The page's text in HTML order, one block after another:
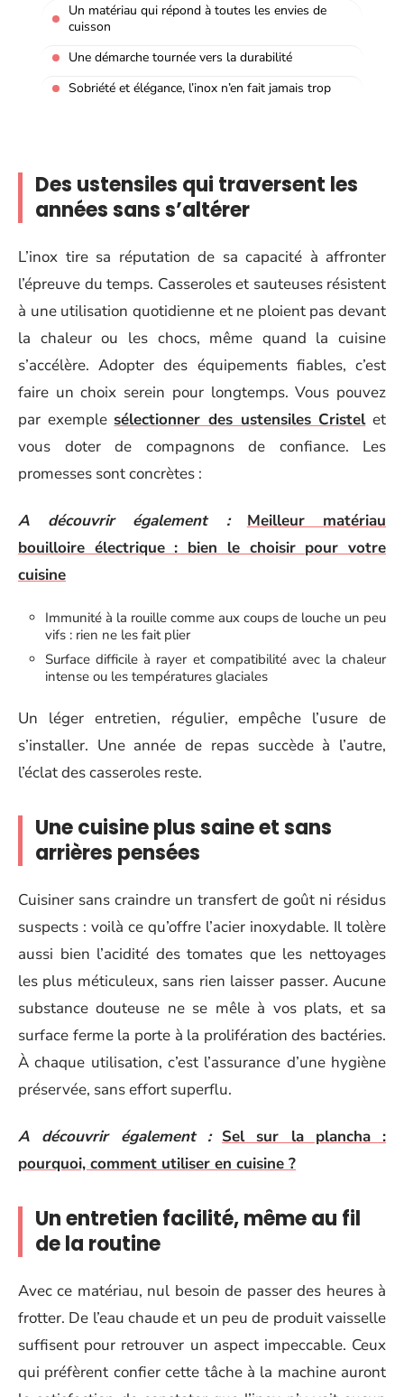
Un matériau qui répond à toutes les envies de
cuisson
Une démarche tournée vers la durabilité
Sobriété et élégance, l’inox n’en fait jamais trop
Des ustensiles qui traversent les
années sans s’altérer
L’inox tire sa réputation de sa capacité à affronter
l’épreuve du temps. Casseroles et sauteuses résistent
à une utilisation quotidienne et ne ploient pas devant
la chaleur ou les chocs, même quand la cuisine
s’accélère. Adopter des équipements fiables, c’est
faire un choix serein pour longtemps. Vous pouvez
par exemple sélectionner des ustensiles Cristelet
vous doter de compagnons de confiance. Les
promesses sont concrètes :
A découvrir également :
Meilleur matériau
bouilloire électrique : bien le choisir pour votre
cuisine
Immunité à la rouille comme aux coups de louche un peu
vifs : rien ne les fait plier
Surface difficile à rayer et compatibilité avec la chaleur
intense ou les températures glaciales
Un léger entretien, régulier, empêche l’usure de
s’installer. Une année de repas succède à l’autre,
l’éclat des casseroles reste.
Une cuisine plus saine et sans
arrières pensées
Cuisiner sans craindre un transfert de goût ni résidus
suspects : voilà ce qu’offre l’acier inoxydable. Il tolère
aussi bien l’acidité des tomates que les nettoyages
les plus méticuleux, sans rien laisser passer. Aucune
substance douteuse ne se mêle à vos plats, et sa
surface ferme la porte à la prolifération des bactéries.
À chaque utilisation, c’est l’assurance d’une hygiène
préservée, sans effort superflu.
A découvrir également : Sel sur la plancha :
pourquoi, comment utiliser en cuisine ?
Un entretien facilité, même au fil
de la routine
Avec ce matériau, nul besoin de passer des heures à
frotter. De l’eau chaude et un peu de produit vaisselle
suffisent pour retrouver un aspect impeccable. Ceux
qui préfèrent confier cette tâche à la machine auront